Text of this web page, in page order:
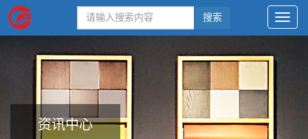
搜索
资讯中心